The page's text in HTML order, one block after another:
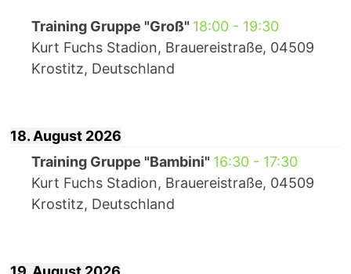
Training Gruppe "Groß" 18:00- 19:30
Kurt Fuchs Stadion, Brauereistraße, 04509
Krostitz, Deutschland
18. August 2026
Training Gruppe "Bambini" 16:30- 17:30
Kurt Fuchs Stadion, Brauereistraße, 04509
Krostitz, Deutschland